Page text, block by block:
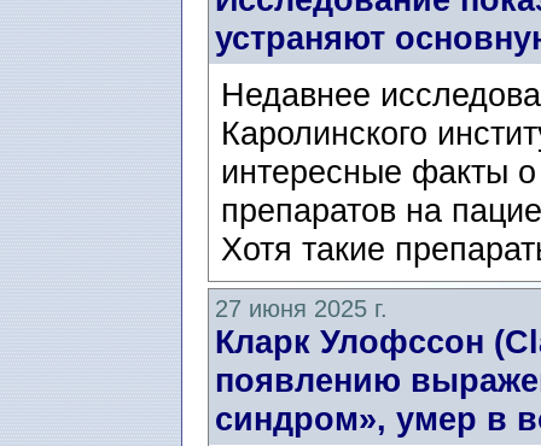
устраняют
Недавнее
Каролинского
интересные факты о
препаратов на
Хотя такие
27 июня 2025 г.
Кларк Улофссон
появлению
синдром», умер в